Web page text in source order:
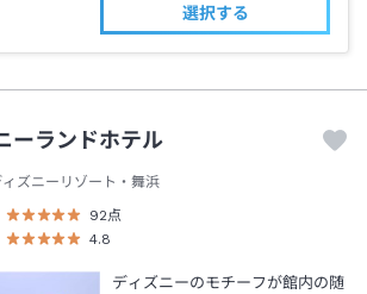
選択する
ーランドホテル
ズニーリゾート・舞浜
92点
4.8
ディズニーのモチーフが館内の随